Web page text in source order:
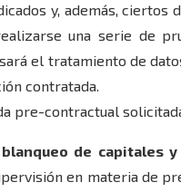
y, además, ciertos
una serie de
el tratamiento de
contratada.
pre-contractual
de capitales
en materia de